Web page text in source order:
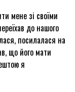
мене зі своїми
до нашого
посилалася на
що його мати
я